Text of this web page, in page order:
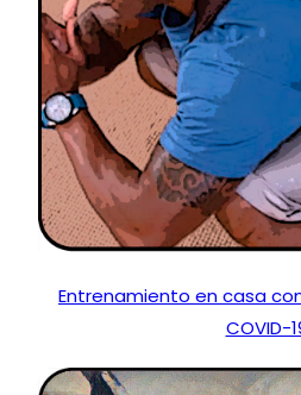
Entrenamiento en casa
COVID-